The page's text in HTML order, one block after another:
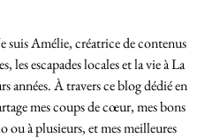
suis Amélie, créatrice de contenus
les escapades locales et la vie à La
années. À travers ce blog dédié en
mes coups de cœur, mes bons
ou à plusieurs, et mes meilleures